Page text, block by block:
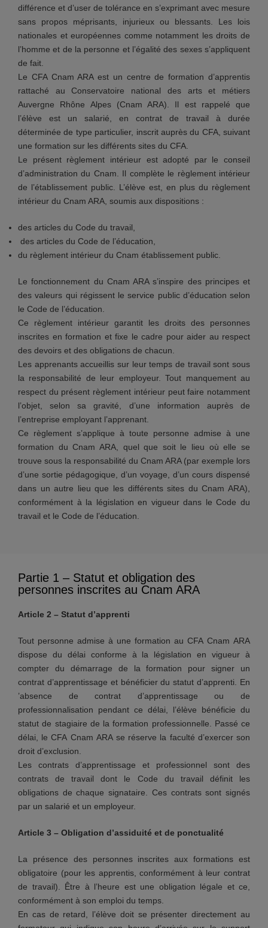
différence et d’user de tolérance en s’exprimant avec mesure
sans propos méprisants, injurieux ou blessants. Les lois
nationales et européennes comme notamment les droits de
l’homme et de la personne et l’égalité des sexes s’appliquent
de fait.
Le CFA Cnam ARA est un centre de formation d’apprentis
rattaché au Conservatoire national des arts et métiers
Auvergne Rhône Alpes (Cnam ARA). Il est rappelé que
l’élève est un salarié, en contrat de travail à durée
déterminée de type particulier, inscrit auprès du CFA, suivant
une formation sur les différents sites du CFA.
Le présent règlement intérieur est adopté par le conseil
d’administration du Cnam. Il complète le règlement intérieur
de l’établissement public. L’élève est, en plus du règlement
intérieur du Cnam ARA, soumis aux dispositions :
des articles du Code du travail,
des articles du Code de l’éducation,
du règlement intérieur du Cnam établissement public.
Le fonctionnement du Cnam ARA s’inspire des principes et
des valeurs qui régissent le service public d’éducation selon
le Code de l’éducation.
Ce règlement intérieur garantit les droits des personnes
inscrites en formation et fixe le cadre pour aider au respect
des devoirs et des obligations de chacun.
Les apprenants accueillis sur leur temps de travail sont sous
la responsabilité de leur employeur. Tout manquement au
respect du présent règlement intérieur peut faire notamment
l’objet, selon sa gravité, d’une information auprès de
l’entreprise employant l’apprenant.
Ce règlement s’applique à toute personne admise à une
formation du Cnam ARA, quel que soit le lieu où elle se
trouve sous la responsabilité du Cnam ARA (par exemple lors
d’une sortie pédagogique, d’un voyage, d’un cours dispensé
dans un autre lieu que les différents sites du Cnam ARA),
conformément à la législation en vigueur dans le Code du
travail et le Code de l’éducation.
Partie 1 – Statut et obligation des
personnes inscrites au Cnam ARA
Article 2 – Statut d’apprenti
Tout personne admise à une formation au CFA Cnam ARA
dispose du délai conforme à la législation en vigueur à
compter du démarrage de la formation pour signer un
contrat d’apprentissage et bénéficier du statut d’apprenti. En
’absence de contrat d’apprentissage ou de
professionnalisation pendant ce délai, l’élève bénéficie du
statut de stagiaire de la formation professionnelle. Passé ce
délai, le CFA Cnam ARA se réserve la faculté d’exercer son
droit d’exclusion.
Les contrats d’apprentissage et professionnel sont des
contrats de travail dont le Code du travail définit les
obligations de chaque signataire. Ces contrats sont signés
par un salarié et un employeur.
Article 3 – Obligation d’assiduité et de ponctualité
La présence des personnes inscrites aux formations est
obligatoire (pour les apprentis, conformément à leur contrat
de travail). Être à l’heure est une obligation légale et ce,
conformément à son emploi du temps.
En cas de retard, l’élève doit se présenter directement au